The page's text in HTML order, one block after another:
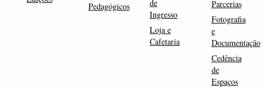
Pedagógicos
de
Ingresso
Loja e
Cafetaria
Parcerias
Fotografia
e
Documentação
Cedência
de
Espaços